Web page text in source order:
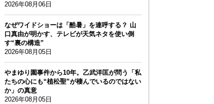
2026年08月06日
なぜワイドショーは「酷暑」を連呼する？ 山
口真由が明かす、テレビが天気ネタを使い倒
す“裏の構造”
2026年08月05日
やまゆり園事件から10年。乙武洋匡が問う「私
たちの心にも“植松聖”が棲んでいるのではない
か」の真意
2026年08月05日